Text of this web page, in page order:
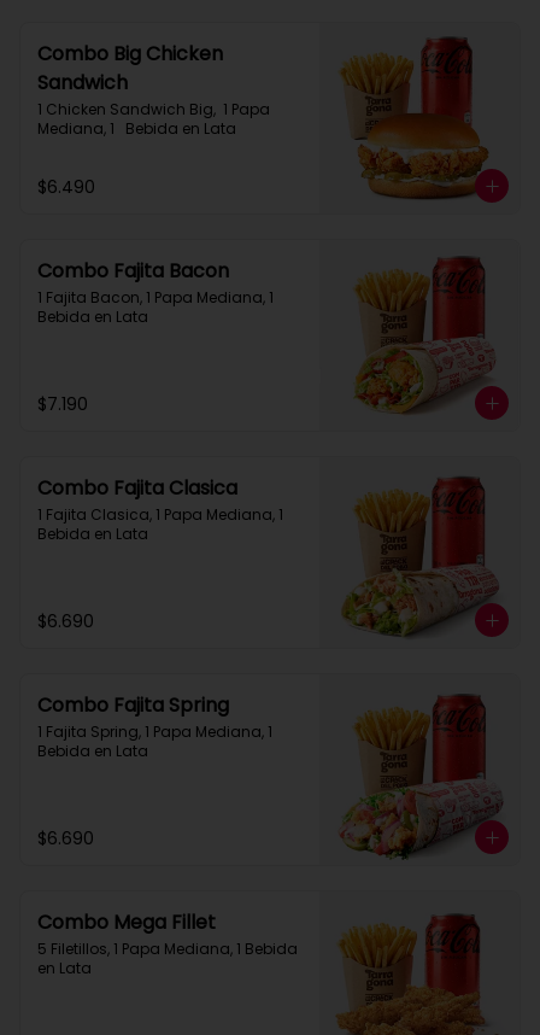
Combo Big Chicken
Sandwich
1 Chicken Sandwich Big,  1 Papa
Mediana, 1   Bebida en Lata
$6.490
Combo Fajita Bacon
1 Fajita Bacon, 1 Papa Mediana, 1
Bebida en Lata
$7.190
Combo Fajita Clasica
1 Fajita Clasica, 1 Papa Mediana, 1
Bebida en Lata
$6.690
Combo Fajita Spring
1 Fajita Spring, 1 Papa Mediana, 1
Bebida en Lata
$6.690
Combo Mega Fillet
5 Filetillos, 1 Papa Mediana, 1 Bebida
en Lata